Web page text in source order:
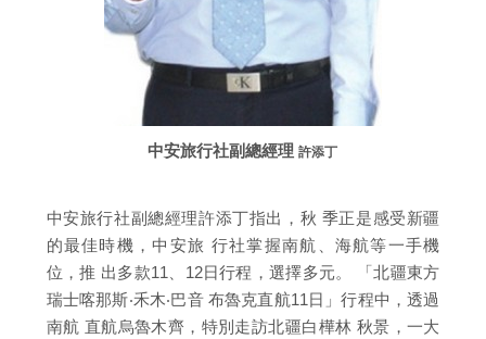
中安旅行社副總經理許添丁
中安旅行社副總經理許添丁指出，秋 季正是感受新疆
的最佳時機，中安旅 行社掌握南航、海航等一手機
位，推 出多款11、12日行程，選擇多元。 「北疆東方
瑞士喀那斯‧禾木‧巴音 布魯克直航11日」行程中，透過
南航 直航烏魯木齊，特別走訪北疆白樺林 秋景，一大